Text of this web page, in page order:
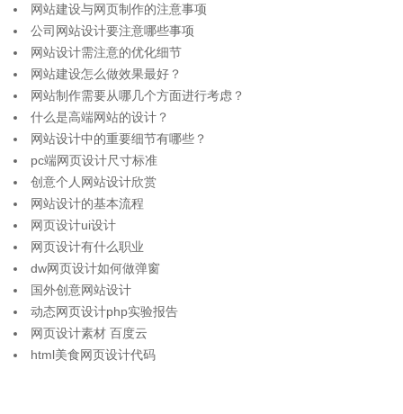
网站建设与网页制作的注意事项
公司网站设计要注意哪些事项
网站设计需注意的优化细节
网站建设怎么做效果最好？
网站制作需要从哪几个方面进行考虑？
什么是高端网站的设计？
网站设计中的重要细节有哪些？
pc端网页设计尺寸标准
创意个人网站设计欣赏
网站设计的基本流程
网页设计ui设计
网页设计有什么职业
dw网页设计如何做弹窗
国外创意网站设计
动态网页设计php实验报告
网页设计素材 百度云
html美食网页设计代码